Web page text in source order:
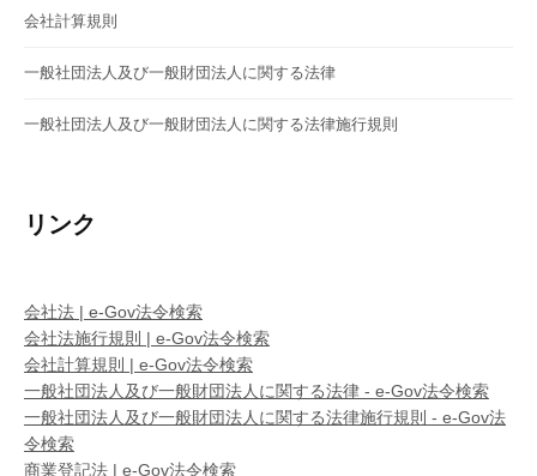
会社計算規則
一般社団法人及び一般財団法人に関する法律
一般社団法人及び一般財団法人に関する法律施行規則
リンク
会社法 | e-Gov法令検索
会社法施行規則 | e-Gov法令検索
会社計算規則 | e-Gov法令検索
一般社団法人及び一般財団法人に関する法律 - e-Gov法令検索
一般社団法人及び一般財団法人に関する法律施行規則 - e-Gov法
令検索
商業登記法 | e-Gov法令検索